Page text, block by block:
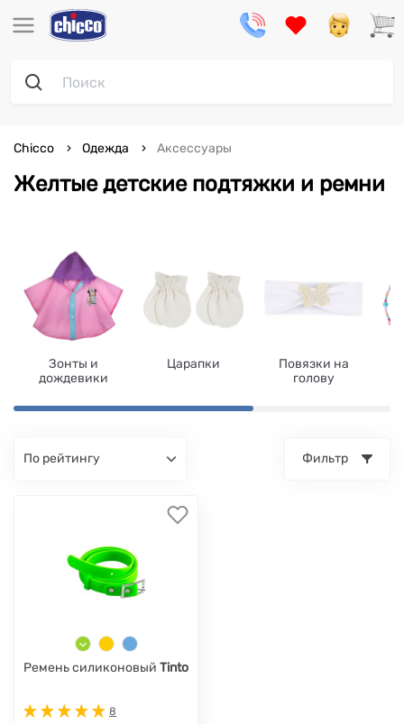
Желтые детские подтяжки и ремни
Chicco Одежда Аксессуары
Зонты и
дождевики
Царапки
Повязки на
голову
по рейтингу Фильтр
Ремень силиконовый Tinto
8